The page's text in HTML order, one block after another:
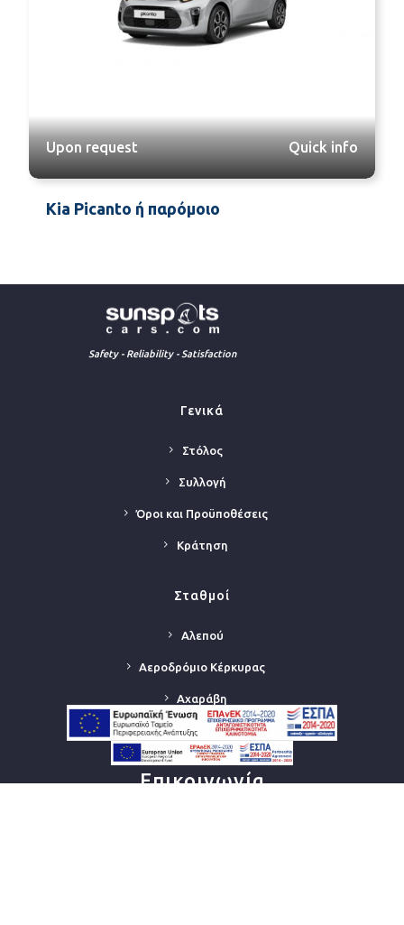
Upon request Quick info
Kia Picanto ή παρόμοιο
Safety - Reliability - Satisfaction
Γενικά
Στόλος
Συλλογή
Όροι και Προϋποθέσεις
Κράτηση
Σταθμοί
Αλεπού
Αεροδρόμιο Κέρκυρας
Αχαράβη
Λίμανι Κέρκυρας
Επικοινωνία